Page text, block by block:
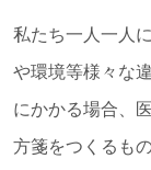
私たち一人一人
や環境等様々な
にかかる場合、
方箋をつくるも